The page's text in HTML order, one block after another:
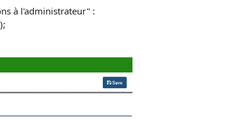
à l'administrateur" :
);